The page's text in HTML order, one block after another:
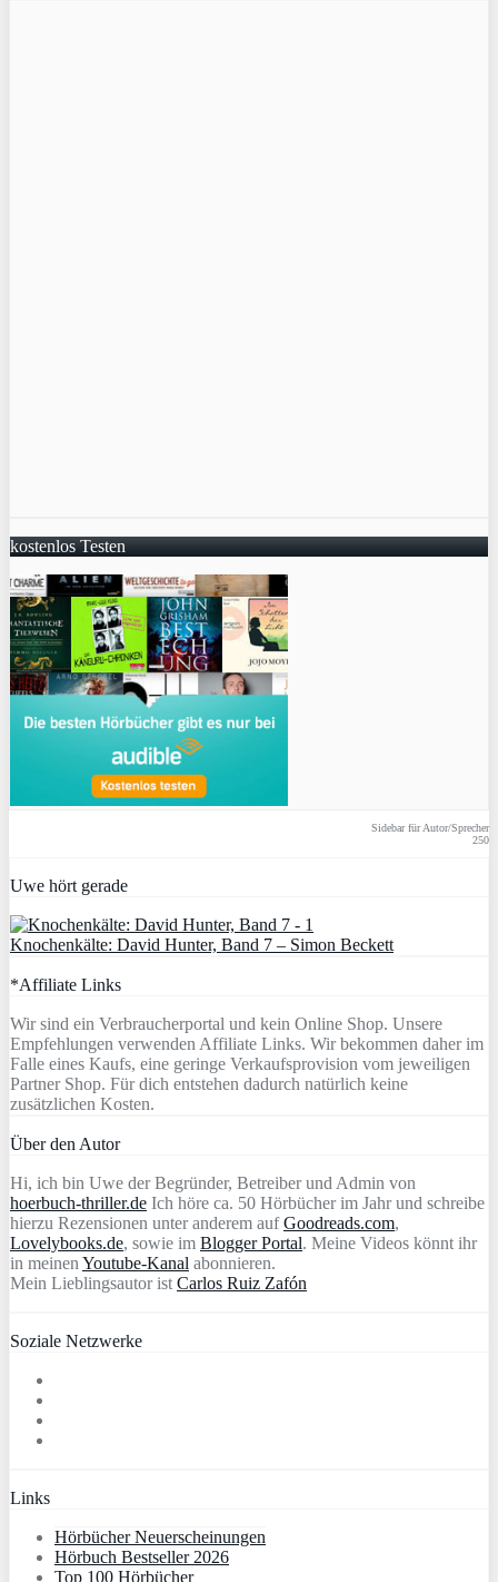
kostenlos Testen
Sidebar für Autor/Sprecher
250
Uwe hört gerade
Knochenkälte: David Hunter, Band 7 – Simon Beckett
*Affiliate Links
Wir sind ein Verbraucherportal und kein Online Shop. Unsere
Empfehlungen verwenden Affiliate Links. Wir bekommen daher im
Falle eines Kaufs, eine geringe Verkaufsprovision vom jeweiligen
Partner Shop. Für dich entstehen dadurch natürlich keine
zusätzlichen Kosten.
Über den Autor
Hi, ich bin Uwe der Begründer, Betreiber und Admin von
hoerbuch-thriller.de Ich höre ca. 50 Hörbücher im Jahr und schreibe
hierzu Rezensionen unter anderem aufGoodreads.com,
Lovelybooks.de, sowie im Blogger Portal. Meine Videos könnt ihr
in meinen Youtube-Kanal abonnieren.
Mein Lieblingsautor ist Carlos Ruiz Zafón
Soziale Netzwerke
Links
Hörbücher Neuerscheinungen
Hörbuch Bestseller 2026
Top 100 Hörbücher